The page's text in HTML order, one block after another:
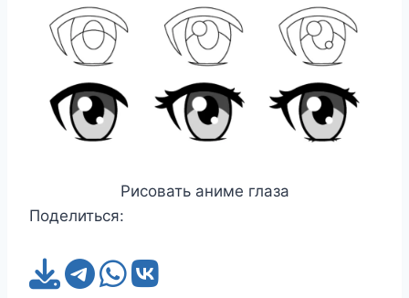
Рисовать аниме глаза
Поделиться: